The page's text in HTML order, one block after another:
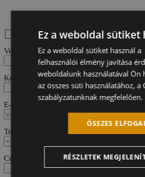
Vezetéknév
Keresztnév
E-mail
Telefonszám
Cégnév
Ez a weboldal sütiket
Ez a weboldal sütiket használ a
felhasználói élmény javítása
weboldalunk használatával Ön
az összes süti használatához, a
szabályzatunknak megfelelően.
ÖSSZES
RÉSZLETEK